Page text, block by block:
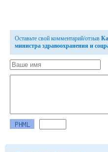
Оставьте свой комментарий/отзыв
министра здравоохранения и